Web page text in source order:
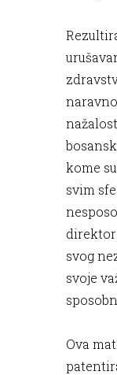
kome
svim
svog
svoje
Ova